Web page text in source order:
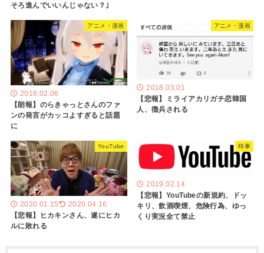
そろ進んでいいんじゃない？｣
アニメ・漫画
2018.02.06
【朗報】のらきゃっとさんのファ
ンの発言がカッコよすぎると話題
に
アニメ・漫画
2018.03.01
【悲報】ミライアカリガチ恋韓国
人、徴兵される
YouTube
2020.01.15 2020.04.16
【悲報】ヒカキンさん、遂にヒカ
ルに敗れる
時事
2019.02.14
【悲報】YouTubeの新規約、ドッ
キリ、飲酒喫煙、危険行為、ゆっ
くり実況全て禁止